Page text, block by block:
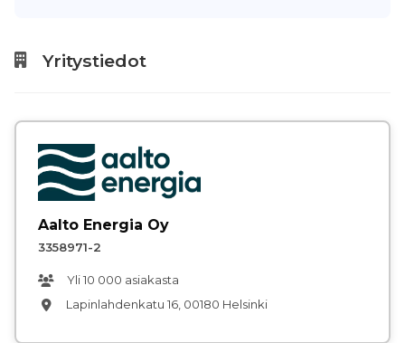
Yritystiedot
Aalto Energia Oy
3358971-2
Yli 10 000 asiakasta
Lapinlahdenkatu 16, 00180 Helsinki